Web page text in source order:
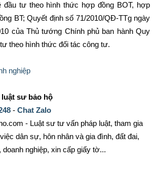
đầu tư theo hình thức hợp đồng BOT, hợp
BT; Quyết định số 71/2010/QĐ-TTg ngày
của Thủ tướng Chính phủ ban hành Quy
theo hình thức đối tác công tư.
nghiệp
luật sư bảo hộ
- Chat Zalo
- Luật sư tư vấn pháp luật, tham gia
dân sự, hôn nhân và gia đình, đất đai,
nghiệp, xin cấp giấy tờ...